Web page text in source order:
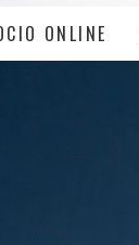
ONLINE